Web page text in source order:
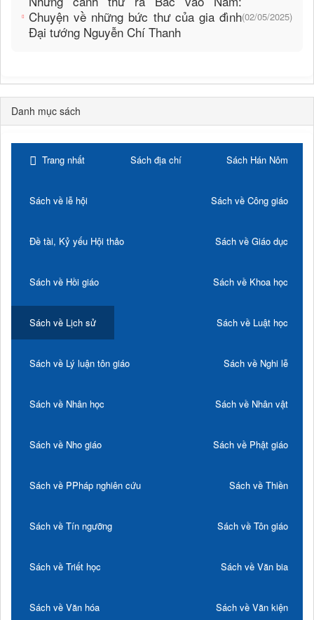
Chuyện về những bức thư của gia đình
Đại tướng Nguyễn Chí Thanh
(02/05/2025)
Danh mục sách
Trang nhất Sách địa chí Sách Hán Nôm
Sách về lễ hội Sách về Công giáo
Đề tài, Kỷ yếu Hội thảo Sách về Giáo dục
Sách về Hồi giáo Sách về Khoa học
Sách về Lịch sử Sách về Luật học
Sách về Lý luận tôn giáo Sách về Nghi lễ
Sách về Nhân học Sách về Nhân vật
Sách về Nho giáo Sách về Phật giáo
Sách về PPháp nghiên cứu Sách về Thiền
Sách về Tín ngưỡng Sách về Tôn giáo
Sách về Triết học Sách về Văn bia
Sách về Văn hóa Sách về Văn kiện